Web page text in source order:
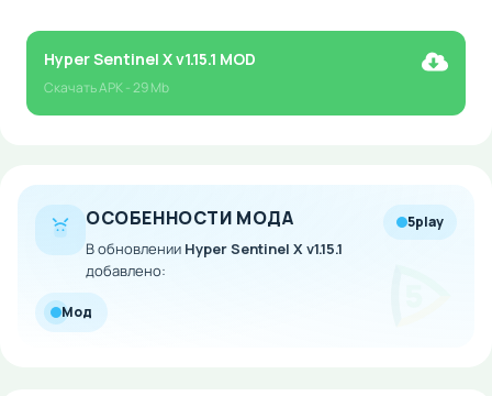
Hyper Sentinel X v1.15.1 MOD
СкачатьAPK- 29 Mb
ОСОБЕННОСТИ МОДА
В обновлении Hyper Sentinel X v1.15.1
добавлено:
5play
Мод